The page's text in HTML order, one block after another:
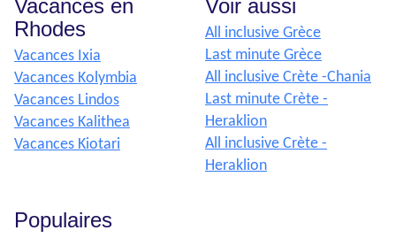
Vacances en
Rhodes
Vacances Ixia
Vacances Kolymbia
Vacances Lindos
Vacances Kalithea
Vacances Kiotari
Voir aussi
All inclusive Grèce
Last minute Grèce
All inclusive Crète -Chania
Last minute Crète -
Heraklion
All inclusive Crète -
Heraklion
Populaires